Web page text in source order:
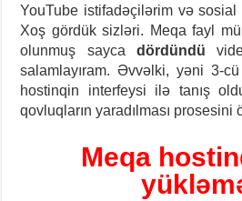
YouTube istifadəçilərim və
Xoş gördük sizləri. Meqa fayl
olunmuş sayca dördündü
salamlayıram. Əvvəlki, yəni 3-
hostinqin interfeysi ilə tanış
qovluqların yaradılması prosesini
Meqa